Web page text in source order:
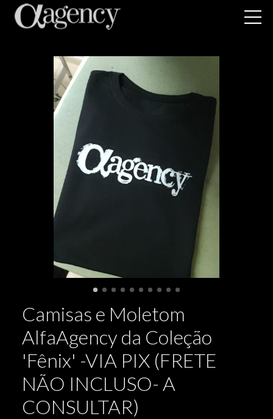
Camisas e Moletom
AlfaAgency da Coleção
'Fênix' -VIA PIX (FRETE
NÃO INCLUSO- A
CONSULTAR)